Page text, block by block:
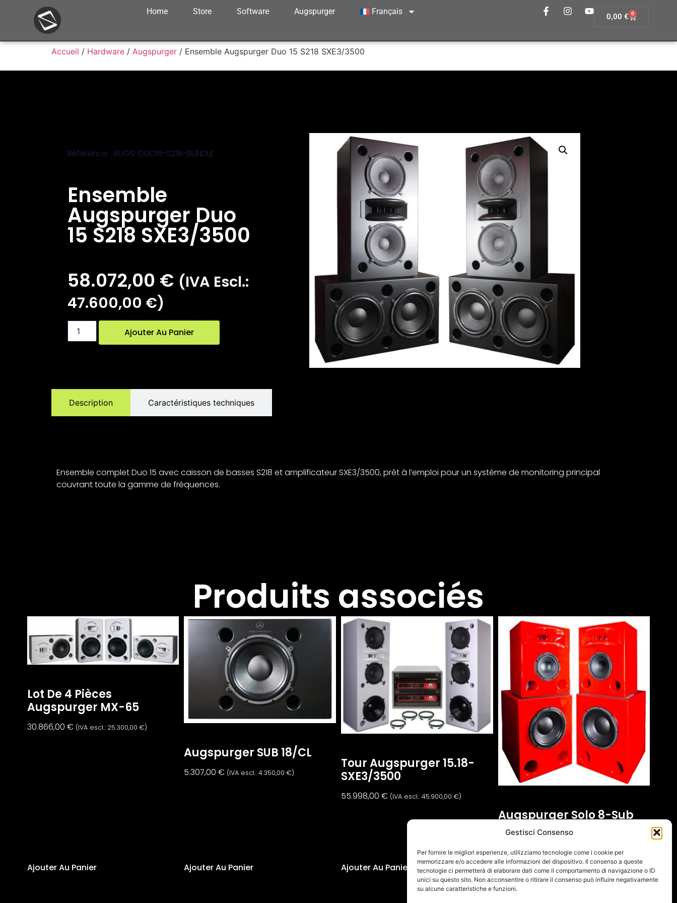
Gestisci Consenso
Per fornire le migliori esperienze, utilizziamo tecnologie come i cookie per
memorizzare e/o accedere alle informazioni del dispositivo. Il consenso a queste
tecnologie ci permetterà di elaborare dati come il comportamento di navigazione o ID
unici su questo sito. Non acconsentire o ritirare il consenso può influire negativamente
su alcune caratteristiche e funzioni.
Home Store Software Augspurger Français
0,00€ 0
Accueil / Hardware / Augspurger / Ensemble Augspurger Duo 15 S218 SXE3/3500
Référence : AUGS-DUO15-S218-BUNDLE
Ensemble
Augspurger Duo
15 S218 SXE3/3500
58.072,00 € (IVA Escl.:
47.600,00 €)
Ajouter Au Panier
Description Caractéristiques techniques
Ensemble complet Duo 15 avec caisson de basses S218 et amplificateur SXE3/3500, prêt à l’emploi pour un système de monitoring principal
couvrant toute la gamme de fréquences.
Produits associés
Lot De 4 Pièces
Augspurger MX-65
30.866,00 € (IVA escl.: 25.300,00 €)
Ajouter Au Panier
Augspurger SUB 18/CL
5.307,00€ (IVA escl.:4.350,00€)
Ajouter Au Panier
Tour Augspurger 15.18-
SXE3/3500
55.998,00 € (IVA escl.: 45.900,00 €)
Ajouter Au Panier
Augspurger Solo 8-Sub
12-SXE/3500
29.829,00 € (IVA escl.: 24.450,00
Ajouter Au Panier